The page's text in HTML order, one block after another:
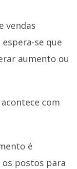
vendas
se que
aumento ou
com
é
postos para